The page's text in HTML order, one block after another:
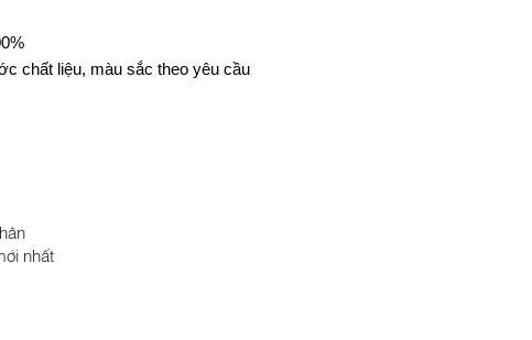
chất liệu, màu sắc theo yêu cầu
nhất